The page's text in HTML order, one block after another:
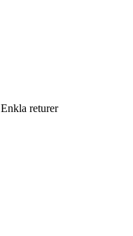
Enkla returer